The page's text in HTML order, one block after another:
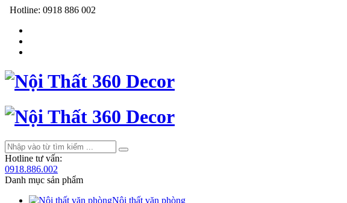
Hotline: 0918 886 002
Hotline tư vấn:
0918.886.002
Danh mục sản phẩm
Nội thất văn phòng